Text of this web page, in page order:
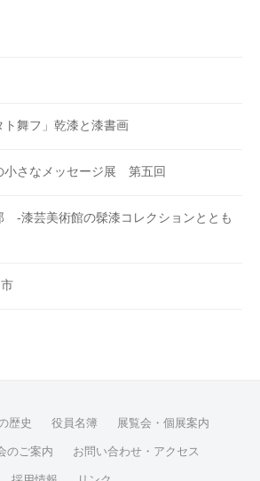
舞フ」乾漆と漆書画
小さなメッセージ展 第五回
-漆芸美術館の髹漆コレクションととも
歴史 役員名簿 展覧会・個展案内
のご案内 お問い合わせ・アクセス